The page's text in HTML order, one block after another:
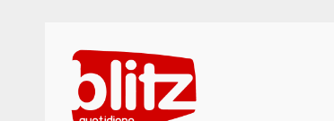
content